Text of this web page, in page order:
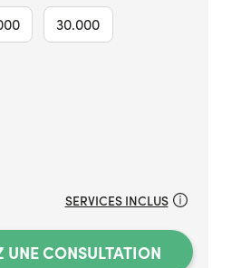
30.000
CONSULTATION
SERVICES INCLUS